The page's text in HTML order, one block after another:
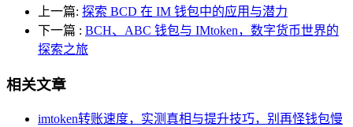
上一篇: 探索 BCD 在 IM 钱包中的应用与潜力
下一篇 : BCH、ABC 钱包与 IMtoken，数字货币世界的
探索之旅
相关文章
imtoken转账速度，实测真相与提升技巧，别再怪钱包慢